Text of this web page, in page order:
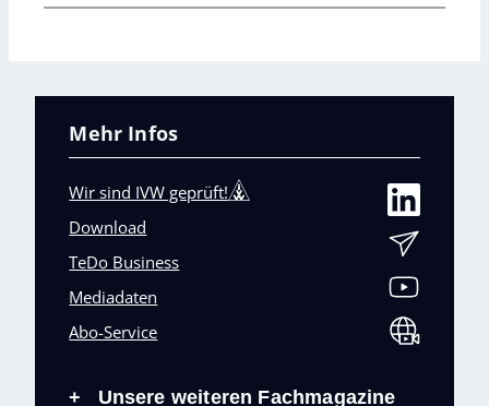
Mehr Infos
Wir sind IVW geprüft!
Download
TeDo Business
Mediadaten
Abo-Service
+ Unsere weiteren Fachmagazine